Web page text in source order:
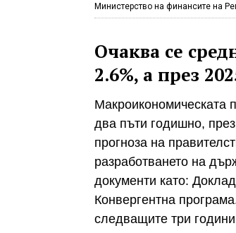
Министерство на финансите на
Очаква се
2.6%, а през
Макроикономическата
два пъти годишно,
прогноза на
разработването на
документи като:
Конвергентна
следващите три